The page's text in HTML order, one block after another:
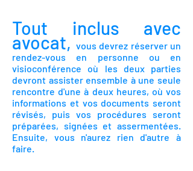
Tout inclus avec
avocat,vous devrez réserver un
rendez-vous en personne ou en
visioconférence où les deux parties
devront assister ensemble à une seule
rencontre d'une à deux heures, où vos
informations et vos documents seront
révisés, puis vos procédures seront
préparées, signées et assermentées.
Ensuite, vous n'aurez rien d'autre à
faire.